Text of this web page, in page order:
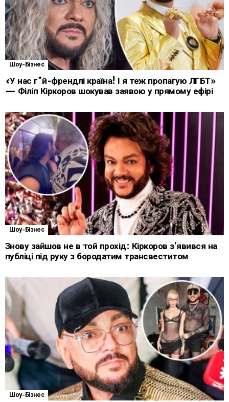
Шоу-Бізнес
«У нас г*й-френдлі країна! І я теж пропагую ЛГБТ»
— Філіп Кіркоров шокував заявою у прямому ефірі
Шоу-Бізнес
Знову зайшов не в той прохід: Кіркоров з’явився на
публіці під руку з бородатим трансвеститом
Шоу-Бізнес